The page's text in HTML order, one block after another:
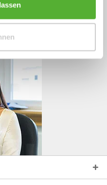
Mo - Do, 09:00 - 16:00 Uhr
und Fr, 09:00 - 13:00 Uhr